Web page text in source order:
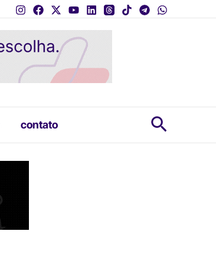
contato